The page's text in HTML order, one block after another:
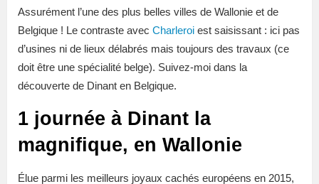
Assurément l’une des plus belles villes de Wallonie et de
Belgique ! Le contraste avec Charleroi est saisissant : ici pas
d’usines ni de lieux délabrés mais toujours des travaux (ce
doit être une spécialité belge). Suivez-moi dans la
découverte de Dinant en Belgique.
1 journée à Dinant la
magnifique, en Wallonie
Élue parmi les meilleurs joyaux cachés européens en 2015,